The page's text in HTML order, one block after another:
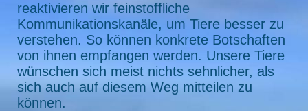
reaktivieren wir feinstoffliche
Kommunikationskanäle, um Tiere besser zu
verstehen. So können konkrete Botschaften
von ihnen empfangen werden. Unsere Tiere
wünschen sich meist nichts sehnlicher, als
sich auch auf diesem Weg mitteilen zu
können.